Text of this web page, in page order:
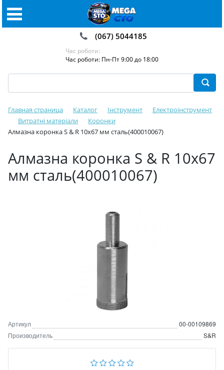
(067) 5044185
Час роботи:
Час роботи: Пн-Пт 9:00 до 18:00
Главная страница Каталог Інструмент
Електроінструмент
Витратні матеріали
Коронки
Алмазна коронка S & R 10x67 мм сталь(400010067)
Алмазна коронка S & R 10x67
мм сталь(400010067)
Артикул
00-00109869
Производитель
S&R